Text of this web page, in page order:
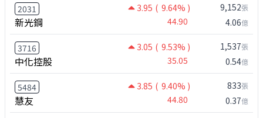
2031 3.95 ( 9.64% )
新光鋼 44.90
9,152張
4.06億
3716 3.05 ( 9.53% )
中化控股 35.05
1,537張
0.54億
5484 3.85 ( 9.40% )
慧友 44.80
833張
0.37億